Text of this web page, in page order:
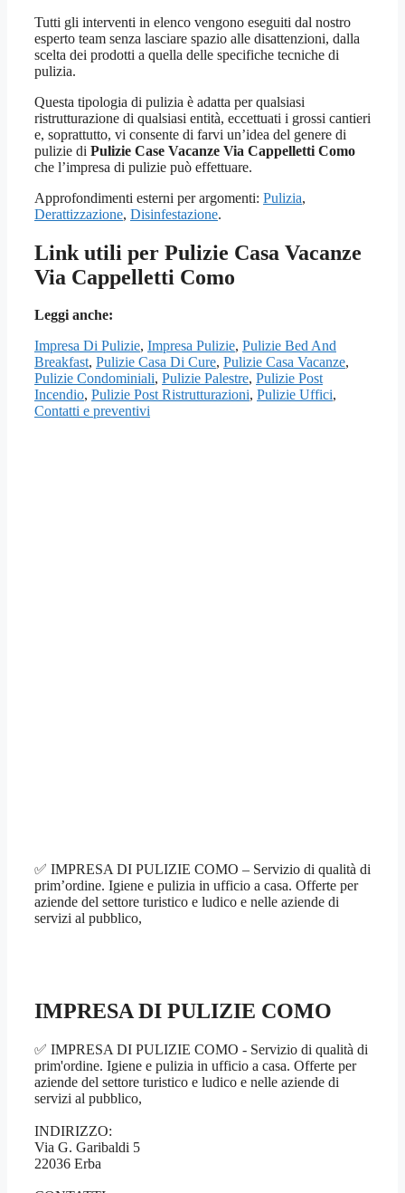
Tutti gli interventi in elenco vengono eseguiti dal nostro
esperto team senza lasciare spazio alle disattenzioni, dalla
scelta dei prodotti a quella delle specifiche tecniche di
pulizia.
Questa tipologia di pulizia è adatta per qualsiasi
ristrutturazione di qualsiasi entità, eccettuati i grossi cantieri
e, soprattutto, vi consente di farvi un’idea del genere di
pulizie di Pulizie Case Vacanze Via Cappelletti Como
che l’impresa di pulizie può effettuare.
Approfondimenti esterni per argomenti: Pulizia,
Derattizzazione, Disinfestazione.
Link utili per Pulizie Casa Vacanze
Via Cappelletti Como
Leggi anche:
Impresa Di Pulizie, Impresa Pulizie, Pulizie Bed And
Breakfast, Pulizie Casa Di Cure, Pulizie Casa Vacanze,
Pulizie Condominiali, Pulizie Palestre, Pulizie Post
Incendio, Pulizie Post Ristrutturazioni, Pulizie Uffici,
Contatti e preventivi
✅ IMPRESA DI PULIZIE COMO – Servizio di qualità di
prim’ordine. Igiene e pulizia in ufficio a casa. Offerte per
aziende del settore turistico e ludico e nelle aziende di
servizi al pubblico,
IMPRESA DI PULIZIE COMO
✅ IMPRESA DI PULIZIE COMO - Servizio di qualità di
prim'ordine. Igiene e pulizia in ufficio a casa. Offerte per
aziende del settore turistico e ludico e nelle aziende di
servizi al pubblico,
INDIRIZZO:
Via G. Garibaldi 5
22036 Erba